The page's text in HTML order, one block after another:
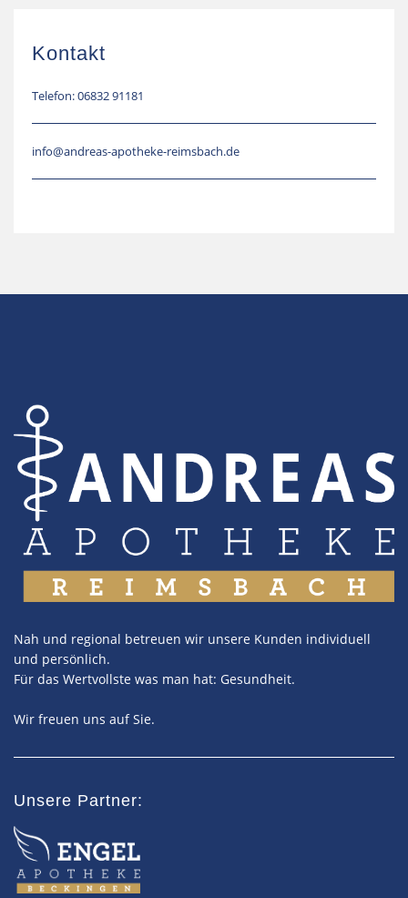
Kontakt
Telefon: 06832 91181
info@andreas-apotheke-reimsbach.de
Nah und regional betreuen wir unsere Kunden individuell
und persönlich.
Für das Wertvollste was man hat: Gesundheit.
Wir freuen uns auf Sie.
Unsere Partner: